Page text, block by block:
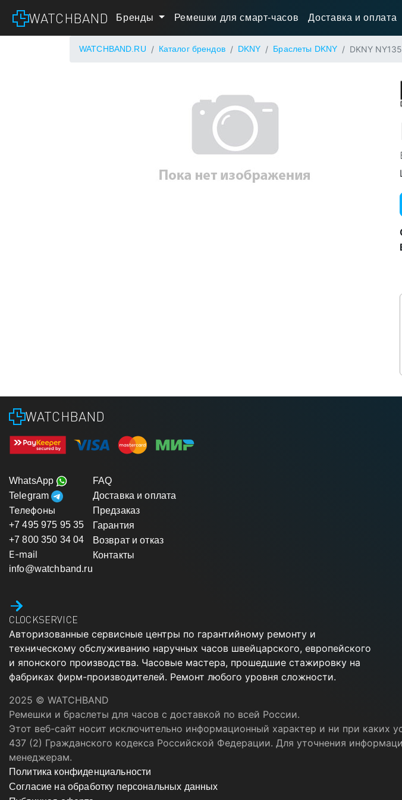
WATCHBAND Бренды Ремешки для смарт-часов Доставка и оплата
WATCHBAND.RU Каталог брендов DKNY Браслеты DKNY DKNY
WATCHBAND
WhatsApp
Telegram
Телефоны
+7 495 975 95 35
+7 800 350 34 04
E-mail
info@watchband.ru
FAQ
Доставка и оплата
Предзаказ
Гарантия
Возврат и отказ
Контакты
CLOCKSERVICE
Авторизованные сервисные центры по гарантийному ремонту и
техническому обслуживанию наручных часов швейцарского, европейского
и японского производства. Часовые мастера, прошедшие стажировку на
фабриках фирм-производителей. Ремонт любого уровня сложности.
2025 © WATCHBAND
Ремешки и браслеты для часов с доставкой по всей России.
Этот веб-сайт носит исключительно информационный характер и ни при каких
437 (2) Гражданского кодекса Российской Федерации. Для уточнения
менеджерам.
Политика конфиденциальности
Согласие на обработку персональных данных